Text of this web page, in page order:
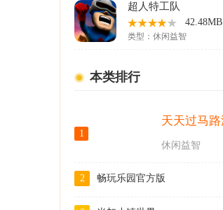
超人特工队
42.48MB
类型： 休闲益智
本类排行
1
休闲益智
2 畅玩乐园官方版